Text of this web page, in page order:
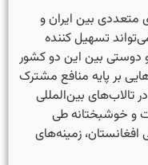
متعددی بین ایران و
تسهیل کننده
دوستی بین این دو کشور
بر پایه منافع مشترک
تالاب‌های بین­‌المللی
و خوشبختانه طی
زمینه‌های